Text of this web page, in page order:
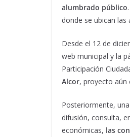
alumbrado público
donde se ubican las
Desde el 12 de
web municipal y la
Participación
Alcor, proyecto aún
Posteriormente,
difusión, consulta,
económicas, las